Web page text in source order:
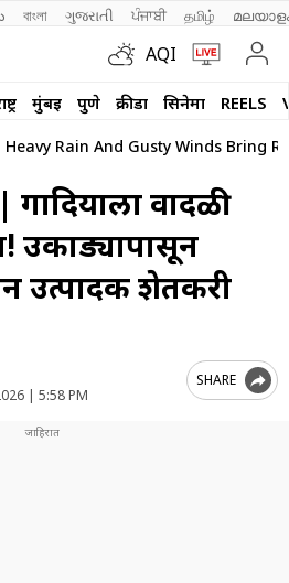
বাংলা ગુજરાતી ਪੰਜਾਬੀ தமிழ்
AQI
मुंबई पुणे क्रीडा सिनेमा REELS
Heavy Rain And Gusty Winds Bring
वादळी
उकाड्यापासून
उत्पादक शेतकरी
| 5:58 PM
SHARE